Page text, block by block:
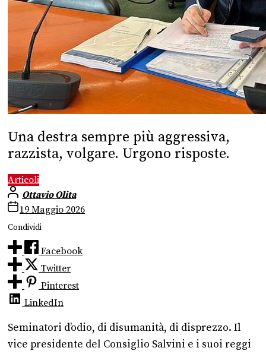
Una destra sempre più aggressiva,
razzista, volgare. Urgono risposte.
Articoli
Ottavio Olita
19 Maggio 2026
Condividi
Facebook
Twitter
Pinterest
LinkedIn
Seminatori d’odio, di disumanità, di disprezzo. Il
vice presidente del Consiglio Salvini e i suoi reggi